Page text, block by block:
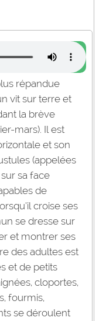
répandue
vit sur terre et
la brève
mars). Il est
et son
(appelées
sa face
de
croise ses
se dresse sur
et montrer ses
des adultes est
et de petits
cloportes,
fourmis,
se déroulent